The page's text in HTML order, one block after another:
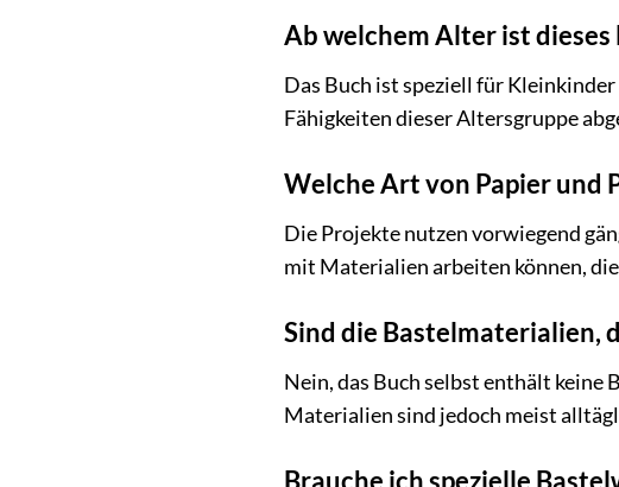
Ab welchem Alter ist dieses
Das Buch ist speziell für
Fähigkeiten dieser Altersgruppe
Welche Art von Papier und
Die Projekte nutzen vorwiegend
mit Materialien arbeiten können,
Sind die Bastelmaterialien,
Nein, das Buch selbst enthält keine
Materialien sind jedoch meist
Brauche ich spezielle